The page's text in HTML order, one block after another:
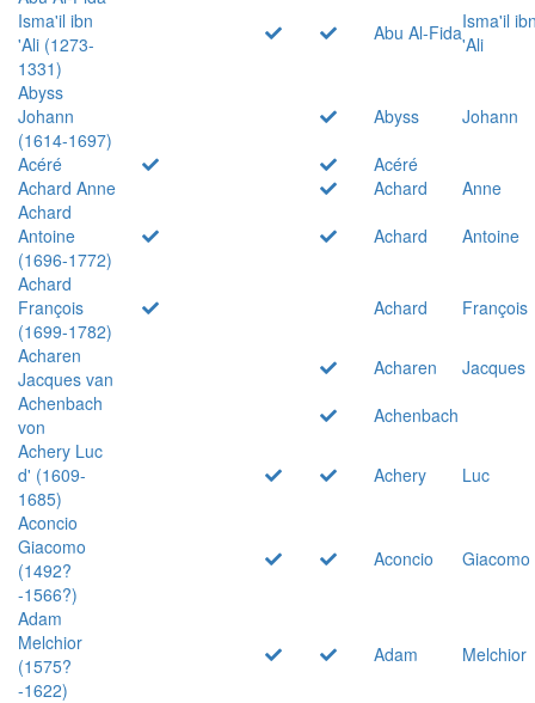
Isma'il ibn
'Ali (1273-
1331)
Abu Al-FidaIsma'il
'Ali
Abyss
Johann
(1614-1697)
Abyss
Johann
Acéré
Acéré
Achard Anne
Achard
Anne
Achard
Antoine
(1696-1772)
Achard
Antoine
Achard
François
(1699-1782)
Achard
François
Acharen
Jacques van
Acharen
Jacques
Achenbach
von
Achenbach
Achery Luc
d' (1609-
1685)
Achery
Luc
Aconcio
Giacomo
(1492?
-1566?)
Aconcio Giacomo
Adam
Melchior
(1575?
-1622)
Adam Melchior